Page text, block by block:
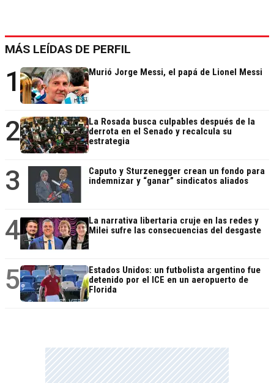
MÁS LEÍDAS DE PERFIL
1 Murió Jorge Messi, el papá de Lionel Messi
2
La Rosada busca culpables después de la
derrota en el Senado y recalcula su
estrategia
3
Caputo y Sturzenegger crean un fondo para
indemnizar y “ganar” sindicatos aliados
4
La narrativa libertaria cruje en las redes y
Milei sufre las consecuencias del desgaste
5
Estados Unidos: un futbolista argentino fue
detenido por el ICE en un aeropuerto de
Florida